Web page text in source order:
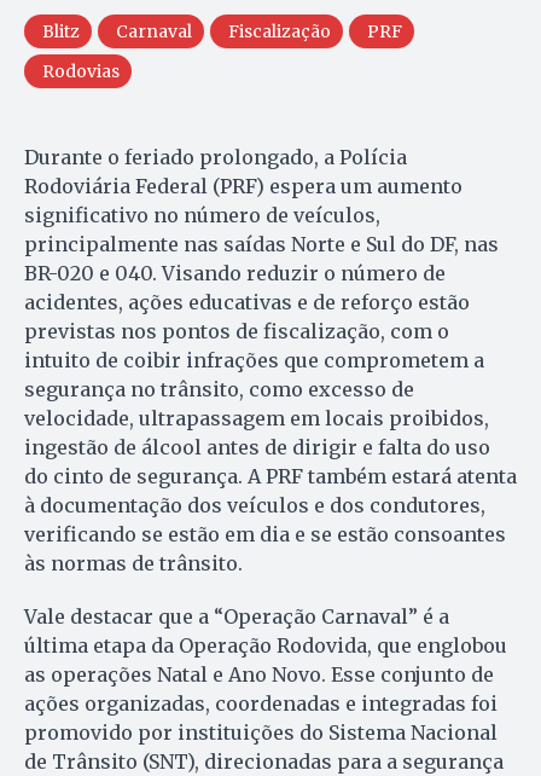
Blitz Carnaval Fiscalização
PRF
Rodovias
Durante o feriado prolongado, a Polícia
Rodoviária Federal (PRF) espera um aumento
significativo no número de veículos,
principalmente nas saídas Norte e Sul do DF, nas
BR-020 e 040. Visando reduzir o número de
acidentes, ações educativas e de reforço estão
previstas nos pontos de fiscalização, com o
intuito de coibir infrações que comprometem a
segurança no trânsito, como excesso de
velocidade, ultrapassagem em locais proibidos,
ingestão de álcool antes de dirigir e falta do uso
do cinto de segurança. A PRF também estará atenta
à documentação dos veículos e dos condutores,
verificando se estão em dia e se estão consoantes
às normas de trânsito.
Vale destacar que a “Operação Carnaval” é a
última etapa da Operação Rodovida, que englobou
as operações Natal e Ano Novo. Esse conjunto de
ações organizadas, coordenadas e integradas foi
promovido por instituições do Sistema Nacional
de Trânsito (SNT), direcionadas para a segurança